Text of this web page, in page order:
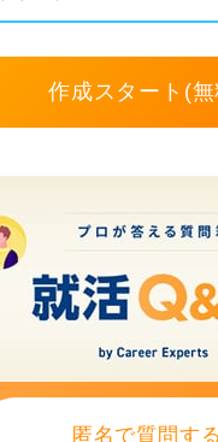
作成スタート(無
匿名で質問する